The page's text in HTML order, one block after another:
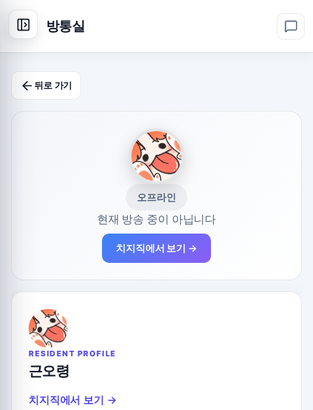
방통실
뒤로 가기
오프라인
현재 방송 중이 아닙니다
치지직에서 보기 →
RESIDENT PROFILE
근오령
치지직에서 보기 →